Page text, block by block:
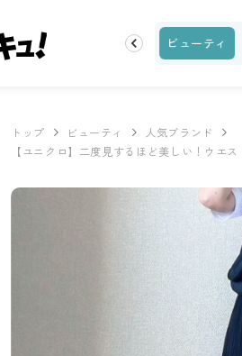
家事テク 収納・片付け ビューティ
トップ ビューティ
人気ブランド
【ユニクロ】二度見するほど美しい！ウエ